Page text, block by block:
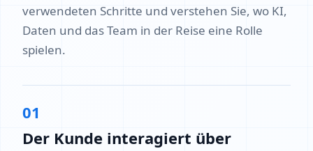
verwendeten Schritte und verstehen Sie, wo KI,
Daten und das Team in der Reise eine Rolle
spielen.
01
Der Kunde interagiert über